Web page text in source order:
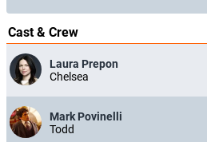
Cast & Crew
Laura Prepon
Chelsea
Mark Povinelli
Todd